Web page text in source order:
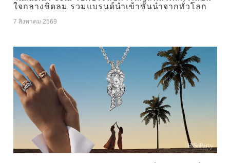
ใจกลางชิดลม รวมแบรนด์นำเข้าชั้นนำจากทั่วโลก
7 สิงหาคม 2569